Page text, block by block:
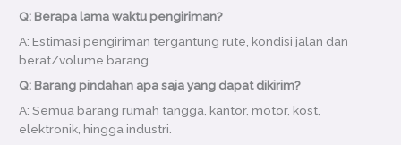
Q: Berapa lama waktu pengiriman?
A: Estimasi pengiriman tergantung rute, kondisi jalan dan
berat/volume barang.
Q: Barang pindahan apa saja yang dapat dikirim?
A: Semua barang rumah tangga, kantor, motor, kost,
elektronik, hingga industri.